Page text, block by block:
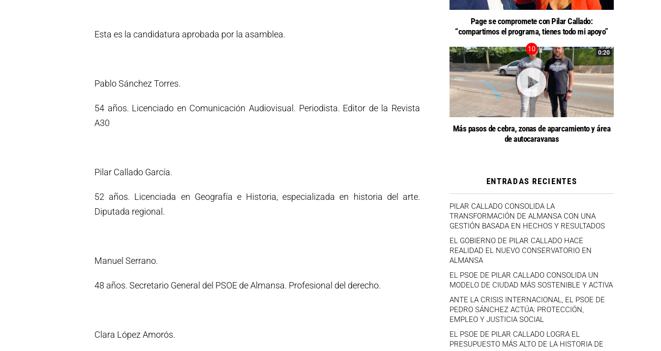
Esta es la candidatura aprobada por la asamblea.
Pablo Sánchez Torres.
54 años. Licenciado en Comunicación Audiovisual. Periodista. Editor de la Revista
A30
Pilar Callado García.
52 años. Licenciada en Geografía e Historia, especializada en historia del arte.
Diputada regional.
Manuel Serrano.
48 años. Secretario General del PSOE de Almansa. Profesional del derecho.
Clara López Amorós.
Page se compromete con Pilar Callado:
“compartimos el programa, tienes todo mi apoyo”
0:20
Más pasos de cebra, zonas de aparcamiento y área
de autocaravanas
ENTRADAS RECIENTES
PILAR CALLADO CONSOLIDA LA
TRANSFORMACIÓN DE ALMANSA CON UNA
GESTIÓN BASADA EN HECHOS Y RESULTADOS
EL GOBIERNO DE PILAR CALLADO HACE
REALIDAD EL NUEVO CONSERVATORIO EN
ALMANSA
EL PSOE DE PILAR CALLADO CONSOLIDA UN
MODELO DE CIUDAD MÁS SOSTENIBLE Y ACTIVA
ANTE LA CRISIS INTERNACIONAL, EL PSOE DE
PEDRO SÁNCHEZ ACTÚA: PROTECCIÓN,
EMPLEO Y JUSTICIA SOCIAL
EL PSOE DE PILAR CALLADO LOGRA EL
PRESUPUESTO MÁS ALTO DE LA HISTORIA DE